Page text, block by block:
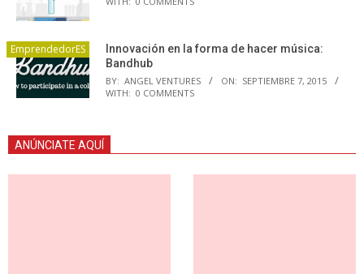
EmprendedorES
Innovación en la forma de hacer música:
Bandhub
BY: ANGEL VENTURES ON: SEPTIEMBRE 7, 2015
WITH: 0 COMMENTS
ANÚNCIATE AQUÍ